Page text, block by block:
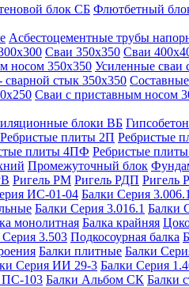
блок СБ Флютбетный
Асбестоцементные трубы
Сваи 350х350 Сваи
носом 350х350 Усиленные сваи
сварной стык 350х350
Сваи с приставным носом
блоки ВБ
Ребристые плиты 2П Ребристые
плиты 4ПФ Ребристые
Промежуточный блок
Ригель РМ Ригель РДП Ригель
ИС-01-04 Балки Серия
Балки Серия 3.016.1 Балки
монолитная Балка крайняя
3.503 Подкосоурная балка
Балки плитные Балки
Серия ИИ 29-3 Балки Серия
ПС-103 Балки Альбом СК Балки